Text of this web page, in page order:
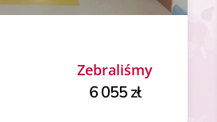
Zebraliśmy
6 055 zł